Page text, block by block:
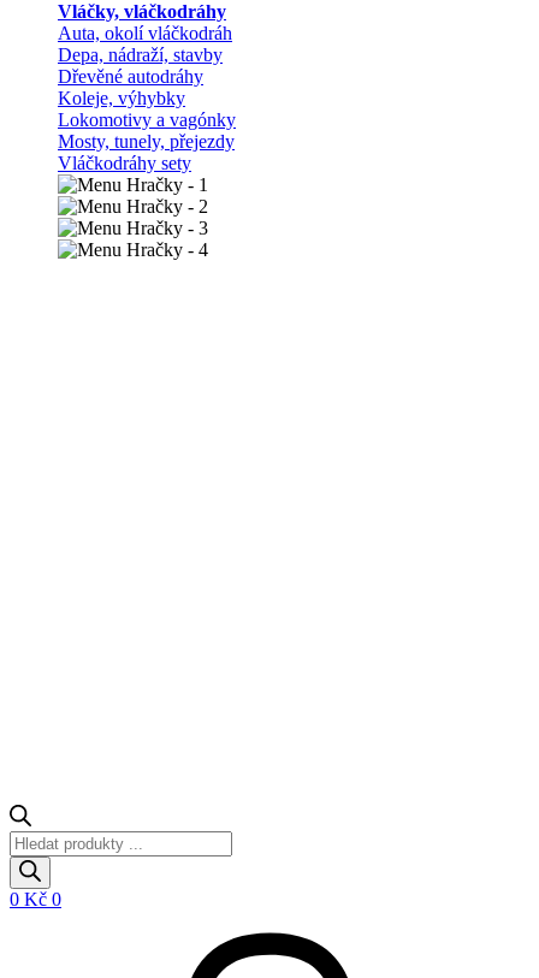
Vláčky, vláčkodráhy
Auta, okolí vláčkodráh
Depa, nádraží, stavby
Dřevěné autodráhy
Koleje, výhybky
Lokomotivy a vagónky
Mosty, tunely, přejezdy
Vláčkodráhy sety
Products
search
0 Kč 0